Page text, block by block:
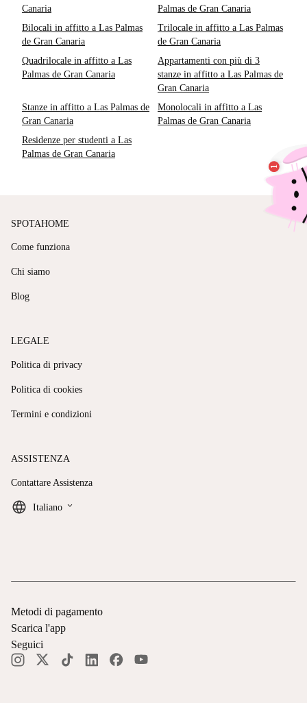
Canaria
Palmas de Gran Canaria
Bilocali in affitto a Las Palmas
de Gran Canaria
Trilocale in affitto a Las Palmas
de Gran Canaria
Quadrilocale in affitto a Las
Palmas de Gran Canaria
Appartamenti con più di 3
stanze in affitto a Las Palmas de
Gran Canaria
Stanze in affitto a Las Palmas de
Gran Canaria
Monolocali in affitto a Las
Palmas de Gran Canaria
Residenze per studenti a Las
Palmas de Gran Canaria
SPOTAHOME
Come funziona
Chi siamo
Blog
LEGALE
Politica di privacy
Politica di cookies
Termini e condizioni
ASSISTENZA
Contattare Assistenza
Italiano keyboard_arrow_down
Metodi di pagamento
Scarica l'app
Seguici